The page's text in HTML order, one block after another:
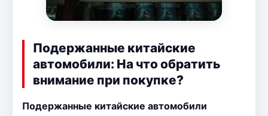
Подержанные китайские
автомобили: На что обратить
внимание при покупке?
Подержанные китайские автомобили